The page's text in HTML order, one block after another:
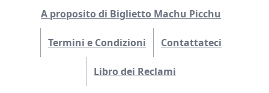
A proposito di Biglietto Machu Picchu
Termini e Condizioni Contattateci
Libro dei Reclami